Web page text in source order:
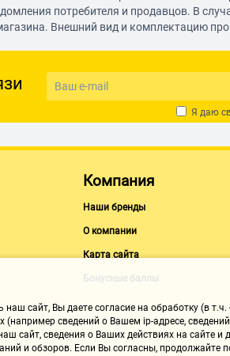
потребителя и продавцов. В
Внешний вид и комплектацию
Я даю
Компания
Наши бренды
О компании
Карта сайта
Бонусные баллы
cайт, Вы даете согласие на обработку (в
(например сведений о Вашем ip-адресе,
сайт, сведения о Ваших действиях на сайте
и обзоров. Если Вы согласны,